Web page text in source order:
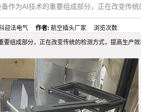
为AI技术的重要组成部分，正在改变传统
迎法电气作者: 航空插头厂家 浏览次数:
要组成部分，正在改变传统的检测方式，提高生产